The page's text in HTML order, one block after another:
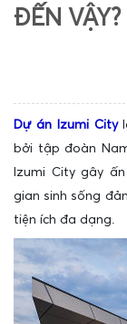
ĐẾN VẬY?
Dự án Izumi City
bởi tập đoàn
Izumi City gây
gian sinh sống
tiện ích đa dạng.